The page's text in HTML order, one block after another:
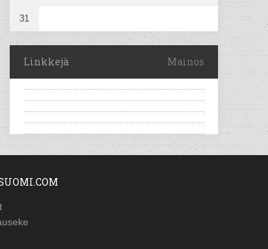
31
Linkkejä Mainos